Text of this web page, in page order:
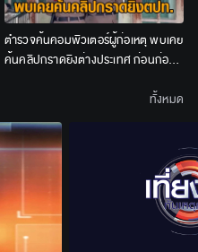
ตำรวจค้นคอมพิวเตอร์ผู้ก่อเหตุ พบเคย
ค้นคลิปกราดยิงต่างประเทศ ก่อนก่อ
ทั้งหมด